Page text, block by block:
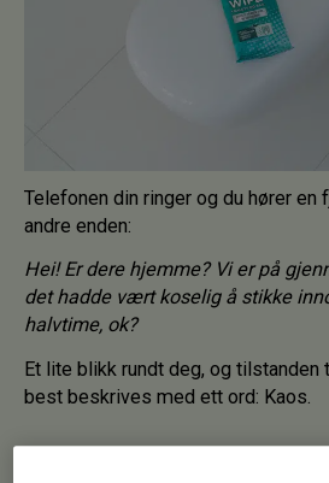
Telefonen din ringer og du hører en
andre enden:
Hei! Er dere hjemme? Vi er på
det hadde vært koselig å stikke
halvtime, ok?
Et lite blikk rundt deg, og tilstanden
best beskrives med ett ord: Kaos.